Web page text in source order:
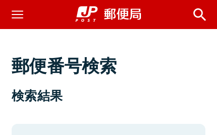
郵便番号検索
検索結果